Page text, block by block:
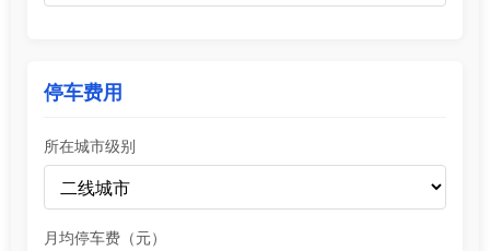
停车费用
所在城市级别
月均停车费（元）